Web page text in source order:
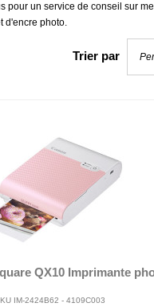
pour un service de conseil sur
d'encre photo.
Trier par
QX10 Imprimante
IM-2424B62 - 4109C003